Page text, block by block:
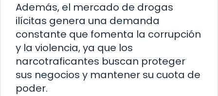
Además, el mercado de drogas
ilícitas genera una demanda
constante que fomenta la corrupción
y la violencia, ya que los
narcotraficantes buscan proteger
sus negocios y mantener su cuota de
poder.